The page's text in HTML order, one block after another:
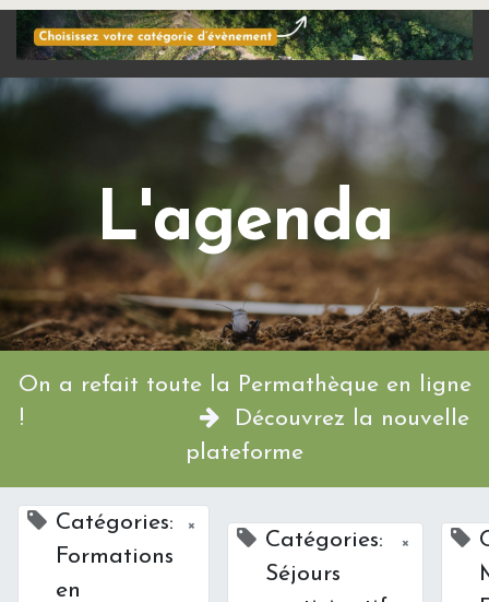
L'agenda
On a refait toute la Permathèque en ligne
!
Découvrez la nouvelle
plateforme
Catégories:
Formations
en
×
Catégories:
Séjours
×